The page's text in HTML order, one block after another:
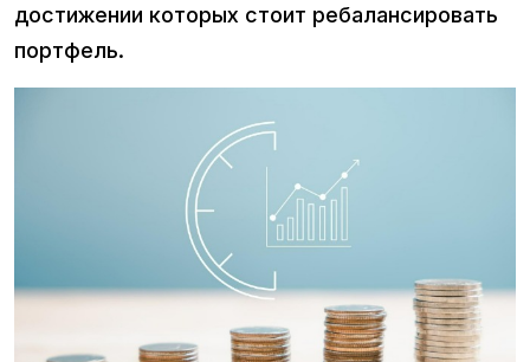
достижении которых стоит ребалансировать
портфель.